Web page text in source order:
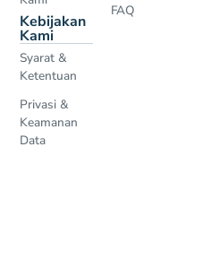
Kebijakan
Kami
Syarat &
Ketentuan
Privasi &
Keamanan
Data
FAQ